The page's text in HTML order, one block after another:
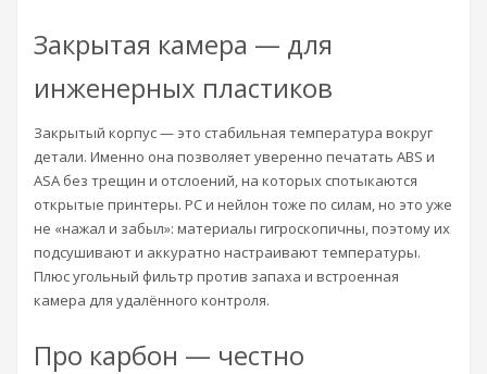
Закрытая камера — для
инженерных пластиков
Закрытый корпус — это стабильная температура вокруг
детали. Именно она позволяет уверенно печатать ABS и
ASA без трещин и отслоений, на которых спотыкаются
открытые принтеры. PC и нейлон тоже по силам, но это уже
не «нажал и забыл»: материалы гигроскопичны, поэтому их
подсушивают и аккуратно настраивают температуры.
Плюс угольный фильтр против запаха и встроенная
камера для удалённого контроля.
Про карбон — честно